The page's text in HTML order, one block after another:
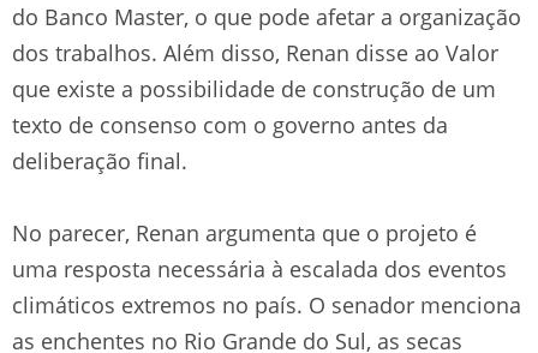
do Banco Master, o que pode afetar a organização
dos trabalhos. Além disso, Renan disse ao Valor
que existe a possibilidade de construção de um
texto de consenso com o governo antes da
deliberação final.
No parecer, Renan argumenta que o projeto é
uma resposta necessária à escalada dos eventos
climáticos extremos no país. O senador menciona
as enchentes no Rio Grande do Sul, as secas